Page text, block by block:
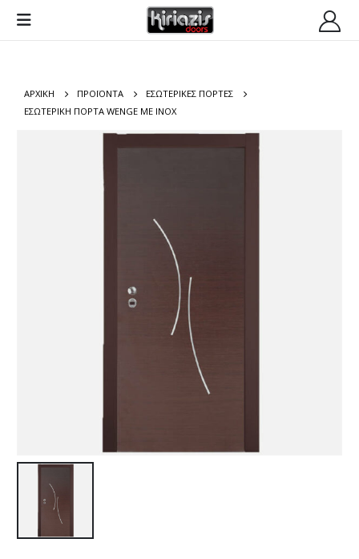
ΑΡΧΙΚΉ ΠΡΟΪΌΝΤΑ
ΕΣΩΤΕΡΙΚΕΣ ΠΟΡΤΕΣ
ΕΣΩΤΕΡΙΚΉ ΠΌΡΤΑ WENGE ΜΕ INOX